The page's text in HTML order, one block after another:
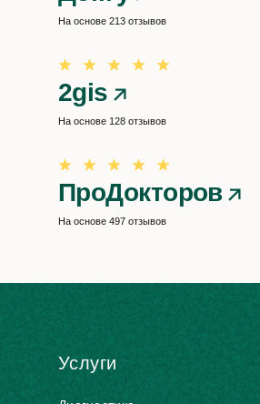
На основе 213 отзывов
2gis
На основе 128 отзывов
ПроДокторов
На основе 497 отзывов
Услуги